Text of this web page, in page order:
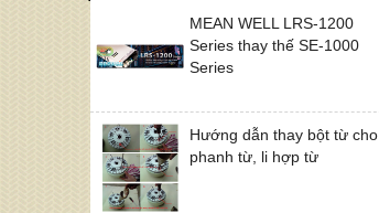
MEAN WELL LRS-1200
Series thay thế SE-1000
Series
Hướng dẫn thay bột từ cho
phanh từ, li hợp từ